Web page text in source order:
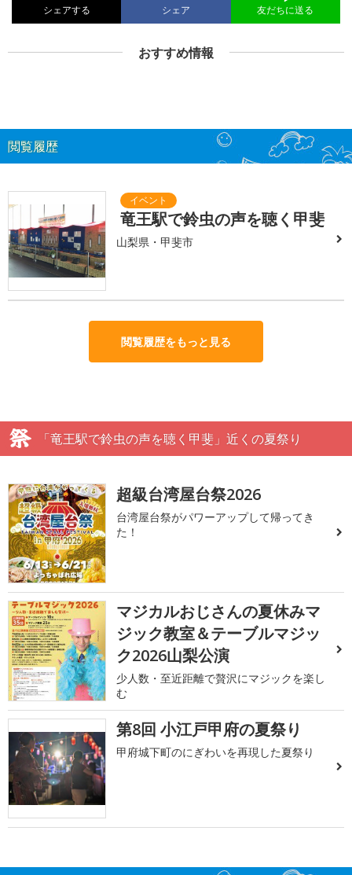
シェアする シェア 友だちに送る
おすすめ情報
閲覧履歴
竜王駅で鈴虫の声を聴く甲斐
山梨県・甲斐市
閲覧履歴をもっと見る
「竜王駅で鈴虫の声を聴く甲斐」近くの夏祭り
超級台湾屋台祭2026
台湾屋台祭がパワーアップして帰ってき
た！
マジカルおじさんの夏休みマ
ジック教室＆テーブルマジッ
ク2026山梨公演
少人数・至近距離で贅沢にマジックを楽し
む
第8回 小江戸甲府の夏祭り
甲府城下町のにぎわいを再現した夏祭り